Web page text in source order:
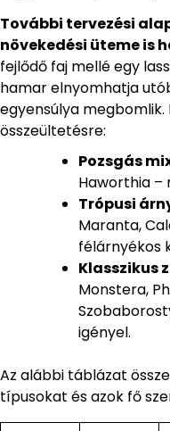
További tervezési
növekedési üteme is
fejlődő faj mellé egy
hamar elnyomhatja
egyensúlya
összeültetésre:
Pozsgás
Haworthia –
Trópusi
Maranta,
félárnyékos
Klasszikus
Monstera,
igényel.
Az alábbi táblázat
típusokat és azok fő